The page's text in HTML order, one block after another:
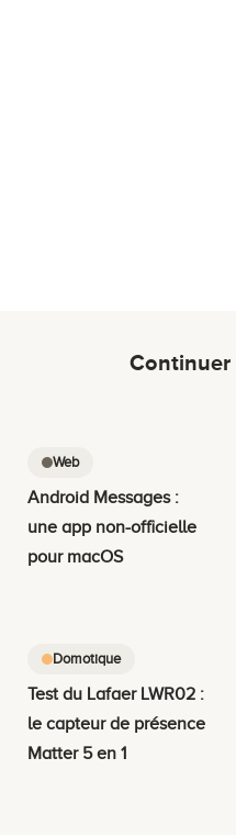
Continuer
Web
Android Messages :
une app non-officielle
pour macOS
Domotique
Test du Lafaer LWR02 :
le capteur de présence
Matter 5 en 1